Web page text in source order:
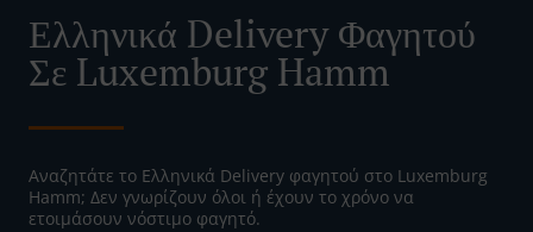
Ελληνικά Delivery Φαγητού
Σε Luxemburg Hamm
Αναζητάτε το Ελληνικά Delivery φαγητού στο Luxemburg
Hamm; Δεν γνωρίζουν όλοι ή έχουν το χρόνο να
ετοιμάσουν νόστιμο φαγητό.